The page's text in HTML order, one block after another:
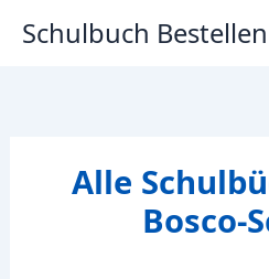
InhaltSchulbuch Bestellen
Alle
Bosco-